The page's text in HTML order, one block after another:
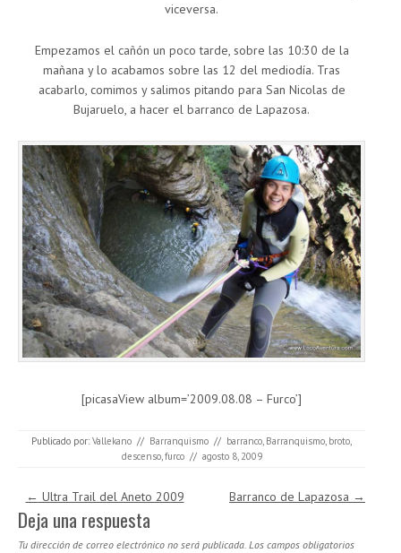
viceversa.
Empezamos el cañón un poco tarde, sobre las 10:30 de la
mañana y lo acabamos sobre las 12 del mediodía. Tras
acabarlo, comimos y salimos pitando para San Nicolas de
Bujaruelo, a hacer el barranco de Lapazosa.
[picasaView album=’2009.08.08 – Furco’]
Publicado por: Vallekano // Barranquismo // barranco, Barranquismo, broto,
descenso,furco // agosto 8, 2009
Navegación de entradas
← Ultra Trail del Aneto 2009 Barranco de Lapazosa →
Deja una respuesta
Tu dirección de correo electrónico no será publicada. Los campos obligatorios